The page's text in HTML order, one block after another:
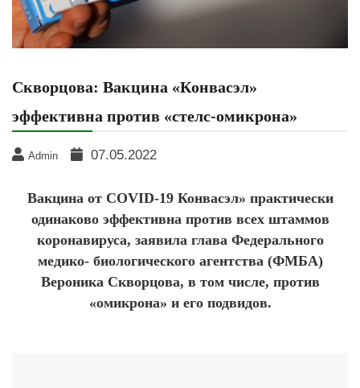
Скворцова: Вакцина «Конвасэл»
эффективна против «стелс-омикрона»
Admin 07.05.2022
Вакцина от COVID-19 Конвасэл» практически
одинаково эффективна против всех штаммов
коронавируса, заявила глава Федерального
медико- биологического агентства (ФМБА)
Вероника Скворцова, в том числе, против
«омикрона» и его подвидов.